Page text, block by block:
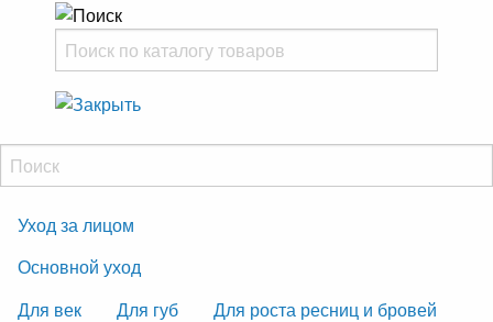
Уход за лицом
Основной уход
Для век
Для губ
Для роста ресниц и бровей